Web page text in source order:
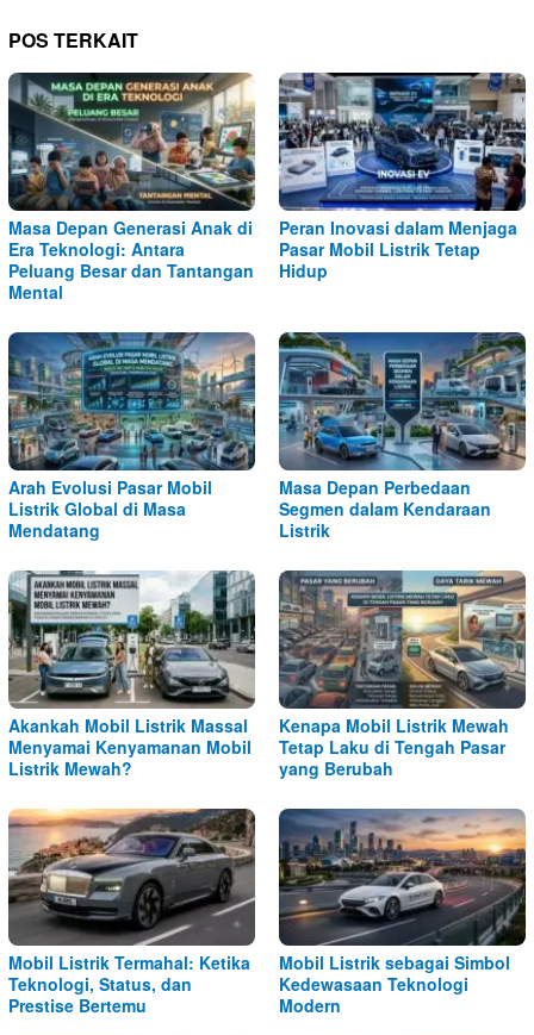
POS TERKAIT
Masa Depan Generasi Anak di
Era Teknologi: Antara
Peluang Besar dan Tantangan
Mental
Peran Inovasi dalam Menjaga
Pasar Mobil Listrik Tetap
Hidup
Arah Evolusi Pasar Mobil
Listrik Global di Masa
Mendatang
Masa Depan Perbedaan
Segmen dalam Kendaraan
Listrik
Akankah Mobil Listrik Massal
Menyamai Kenyamanan Mobil
Listrik Mewah?
Kenapa Mobil Listrik Mewah
Tetap Laku di Tengah Pasar
yang Berubah
Mobil Listrik Termahal: Ketika
Teknologi, Status, dan
Prestise Bertemu
Mobil Listrik sebagai Simbol
Kedewasaan Teknologi
Modern